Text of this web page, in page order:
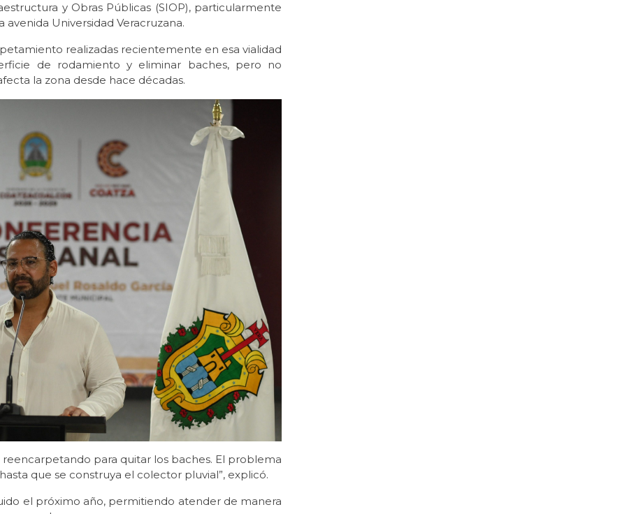
y Obras Públicas (SIOP), particularmente
Universidad Veracruzana.
realizadas recientemente en esa vialidad
de rodamiento y eliminar baches, pero no
la zona desde hace décadas.
para quitar los baches. El problema
que se construya el colector pluvial”, explicó.
el próximo año, permitiendo atender de manera